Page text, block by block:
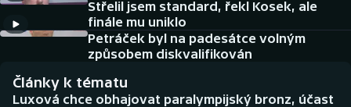
Americký fotbal
Baseball a softbal
Basketbal
NEPŘEHLÉDNĚTE
Historické návraty
Střelil jsem standard, řekl Kosek, ale
finále mu uniklo
Petráček byl na padesátce volným
způsobem diskvalifikován
Články k tématu
Luxová chce obhajovat paralympijský bronz, účast